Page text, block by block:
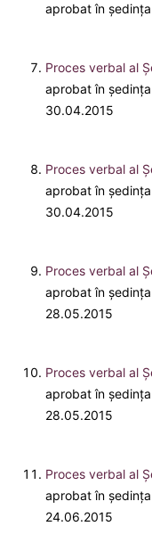
aprobat în
Proces verbal al
aprobat în
30.04.2015
Proces verbal al
aprobat în
30.04.2015
Proces verbal al
aprobat în
28.05.2015
Proces verbal al
aprobat în
28.05.2015
Proces verbal al
aprobat în
24.06.2015